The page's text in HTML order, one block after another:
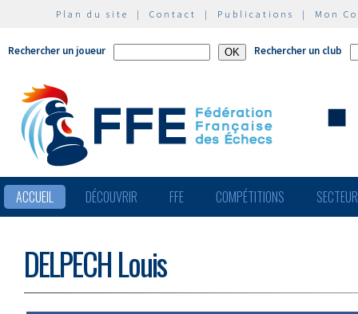
Plan du site | Contact | Publications | Mon
Rechercher un joueur Rechercher un club
ACCUEIL DÉCOUVRIR FFE COMPÉTITIONS
DELPECH Louis